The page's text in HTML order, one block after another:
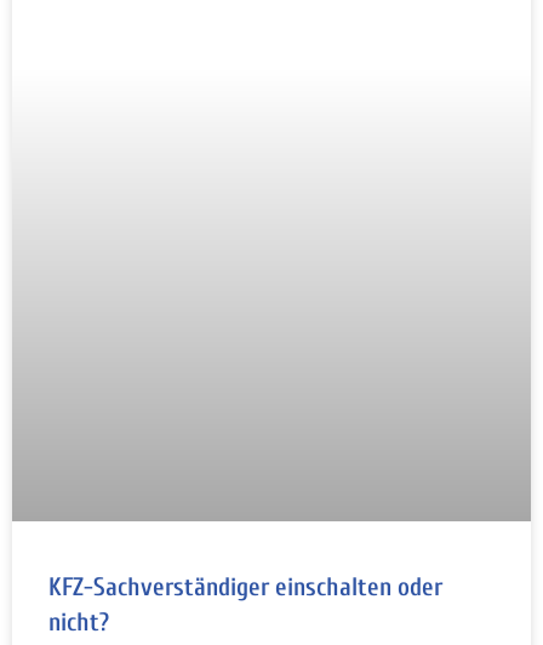
KFZ-Sachverständiger einschalten oder
nicht?